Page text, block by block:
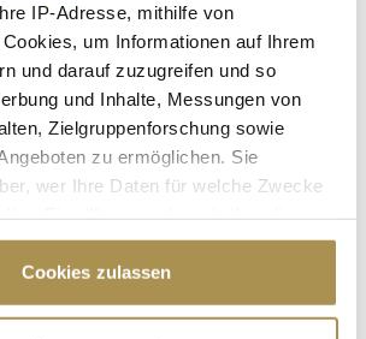
IP-Adresse, mithilfe von
um Informationen auf Ihrem
und darauf zuzugreifen und so
und Inhalte, Messungen von
Zielgruppenforschung sowie
zu ermöglichen. Sie
wer Ihre Daten für welche Zwecke
oder durch Klicken auf das Privacy
oder widerrufen
Cookies zulassen